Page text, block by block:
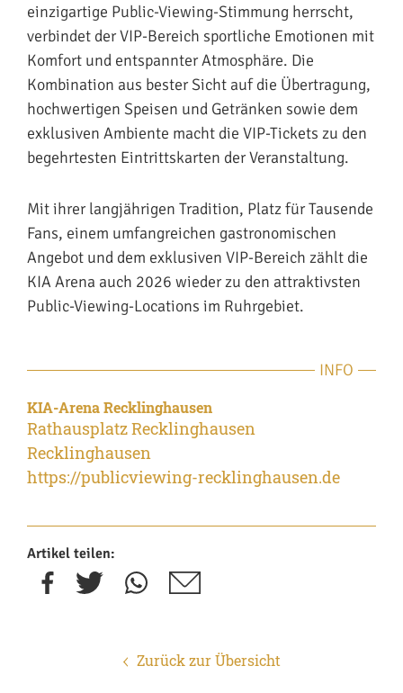
einzigartige Public-Viewing-Stimmung herrscht,
verbindet der VIP-Bereich sportliche Emotionen mit
Komfort und entspannter Atmosphäre. Die
Kombination aus bester Sicht auf die Übertragung,
hochwertigen Speisen und Getränken sowie dem
exklusiven Ambiente macht die VIP-Tickets zu den
begehrtesten Eintrittskarten der Veranstaltung.
Mit ihrer langjährigen Tradition, Platz für Tausende
Fans, einem umfangreichen gastronomischen
Angebot und dem exklusiven VIP-Bereich zählt die
KIA Arena auch 2026 wieder zu den attraktivsten
Public-Viewing-Locations im Ruhrgebiet.
INFO
KIA-Arena Recklinghausen
Rathausplatz Recklinghausen
Recklinghausen
https://publicviewing-recklinghausen.de
Artikel teilen:
Zurück zur Übersicht